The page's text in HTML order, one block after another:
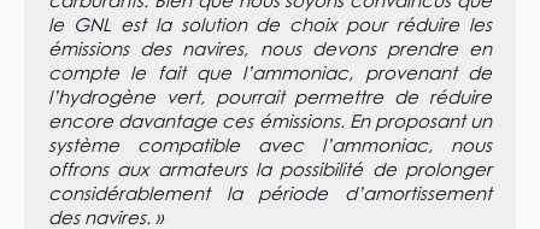
le GNL est la solution de choix pour réduire les
émissions des navires, nous devons prendre en
compte le fait que l’ammoniac, provenant de
l’hydrogène vert, pourrait permettre de réduire
encore davantage ces émissions. En proposant un
système compatible avec l’ammoniac, nous
offrons aux armateurs la possibilité de prolonger
considérablement la période d’amortissement
des navires. »